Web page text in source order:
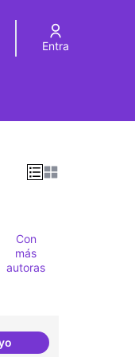
Entra
Con
más
autoras
for Choosing Audio